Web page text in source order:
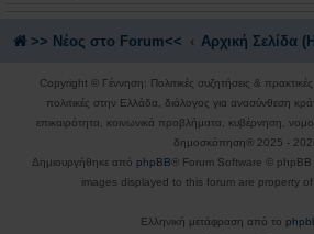
>> Nέος στο Forum<< Αρχική Σελίδα
Copyright © Γέννηση: Πολιτικές συζητήσεις & πρακτικές
πολιτικές στην Ελλάδα, διάλογος για ανασύνθεση
επικαιρότητα, κοινωνικά προβλήματα, κυβέρνηση,
δημοσκόπηση® 2025 -
Δημιουργήθηκε από phpBB ® Forum Software ©
images displayed to this forum are property
Ελληνική μετάφραση από το